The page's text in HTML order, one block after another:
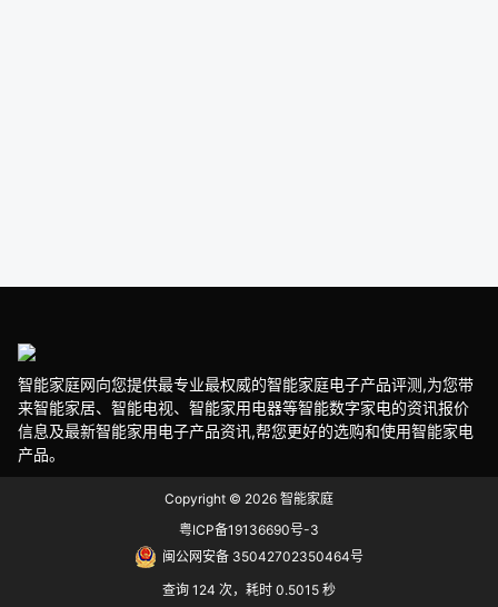
智能家庭网向您提供最专业最权威的智能家庭电子产品评测,为您带
来智能家居、智能电视、智能家用电器等智能数字家电的资讯报价
信息及最新智能家用电子产品资讯,帮您更好的选购和使用智能家电
产品。
Copyright © 2026 智能家庭
粤ICP备19136690号-3
闽公网安备 35042702350464号
查询 124 次，耗时 0.5015 秒